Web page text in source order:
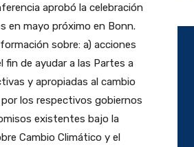
aprobó la celebración
en mayo próximo en Bonn.
sobre: a) acciones
de ayudar a las Partes a
y apropiadas al cambio
los respectivos gobiernos
existentes bajo la
Cambio Climático y el